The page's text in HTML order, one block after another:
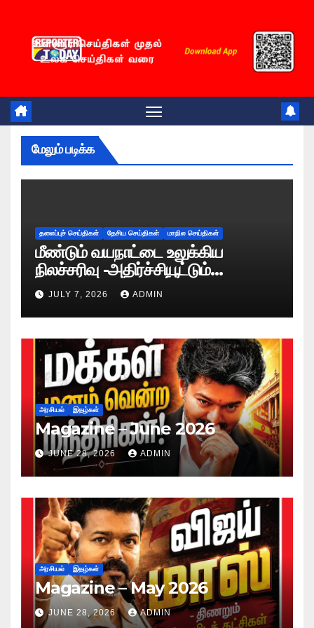
content
மேலும் படிக்க
தலைப்புச் செய்திகள் தேசிய செய்திகள் மாநில செய்திகள்
மீண்டும் வயநாட்டை உலுக்கிய
நிலச்சரிவு -அதிர்ச்சியூட்டும்
காட்சிகள்!
JULY 7, 2026 ADMIN
அரசியல் இதழ்கள்
Magazine – June 2026
JUNE 28, 2026 ADMIN
அரசியல் இதழ்கள்
Magazine – May 2026
JUNE 28, 2026 ADMIN